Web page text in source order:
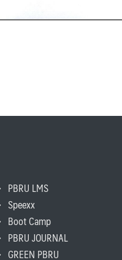
PBRU LMS
Speexx
Boot Camp
PBRU JOURNAL
GREEN PBRU